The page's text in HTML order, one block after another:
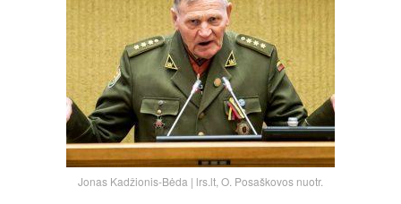
Jonas Kadžionis-Bėda | lrs.lt, O. Posaškovos nuotr.